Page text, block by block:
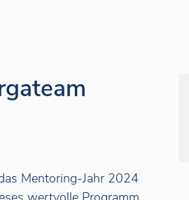
Mentoring-Jahr 2024